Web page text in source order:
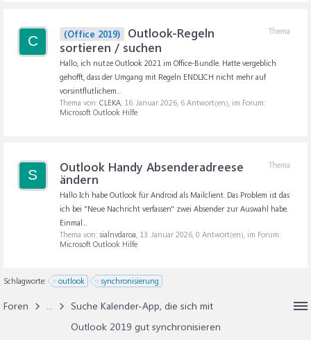
C
Thema
(Office 2019)
Outlook-Regeln
sortieren / suchen
Hallo, ich nutze Outlook 2021 im Office-Bundle. Hatte vergeblich
gehofft, dass der Umgang mit Regeln ENDLICH nicht mehr auf
vorsintflutlichem...
Thema von: CLEKA, 16. Januar 2026, 6 Antwort(en), im Forum:
Microsoft Outlook Hilfe
S
Thema
Outlook Handy Absenderadreese
ändern
Hallo Ich habe Outlook für Android als Mailclient. Das Problem ist das
ich bei "Neue Nachricht verfassen" zwei Absender zur Auswahl habe.
Einmal...
Thema von: sialnvdaroa, 13. Januar 2026, 0 Antwort(en), im Forum:
Microsoft Outlook Hilfe
Schlagworte: outlook synchronisierung
Foren ...
Suche Kalender-App, die sich mit
Outlook 2019 gut synchronisieren